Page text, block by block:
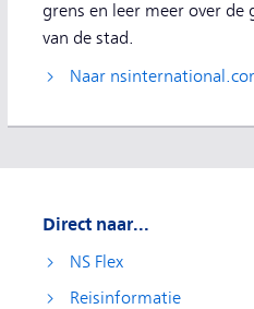
grens en leer meer over de
van de stad.
Naar
Direct naar...
NS Flex
Reisinformatie